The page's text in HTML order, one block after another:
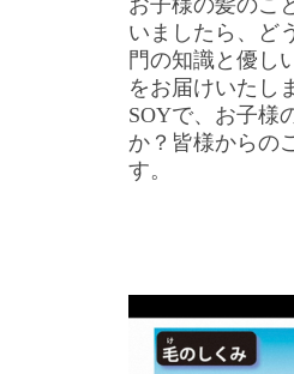
お子様の髪のこ
いましたら、ど
門の知識と優し
をお届けいたし
SOYで、お子様
か？皆様からの
す。